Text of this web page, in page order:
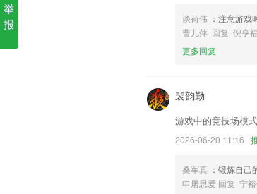
9uu–登录界面更新
新版图标更新部分bug修改
已集成SDK
新增附件补充功能
不同设备接力入库时取件码
联系我们
谈荷伟 ：注意游
曹儿萍 回复 倪亨福
更多回复
裴韵勤
游戏中的竞技场模
2026-06-20 11:16
桑军真 ：锻炼自
申屠思爱 回复 宁
举
报